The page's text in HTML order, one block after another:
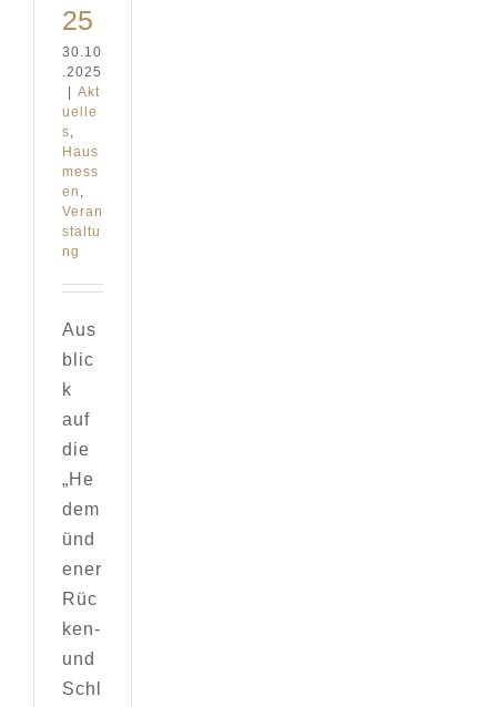
25
30.10
.2025
| Akt
uelle
s
Haus
mess
en
Veran
staltu
ng
Aus
blic
k
auf
die
„He
dem
ünd
ener
Rüc
ken-
und
Schl